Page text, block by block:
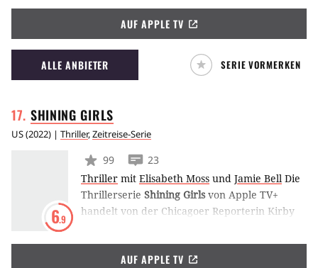
wahren Begebenheiten vom Alltag in einem
Krankenhaus kurz nach der Hurricane-
Katrina-Katastrophe in New Orleans.
AUF APPLE TV
ALLE ANBIETER SERIE VORMERKEN
SHININGGIRLS
US(2022) | Thriller,Zeitreise-Serie
6.9
99
23
Thriller mit Elisabeth Moss und Jamie Bell Die
Thrillerserie Shining Girlsvon Apple TV+
handelt von der Chicagoer Reporterin Kirby
attackiert wird und ihm entkommen kann. Als
sie ihren Peiniger aufspüren will, findet sie
AUF APPLE TV